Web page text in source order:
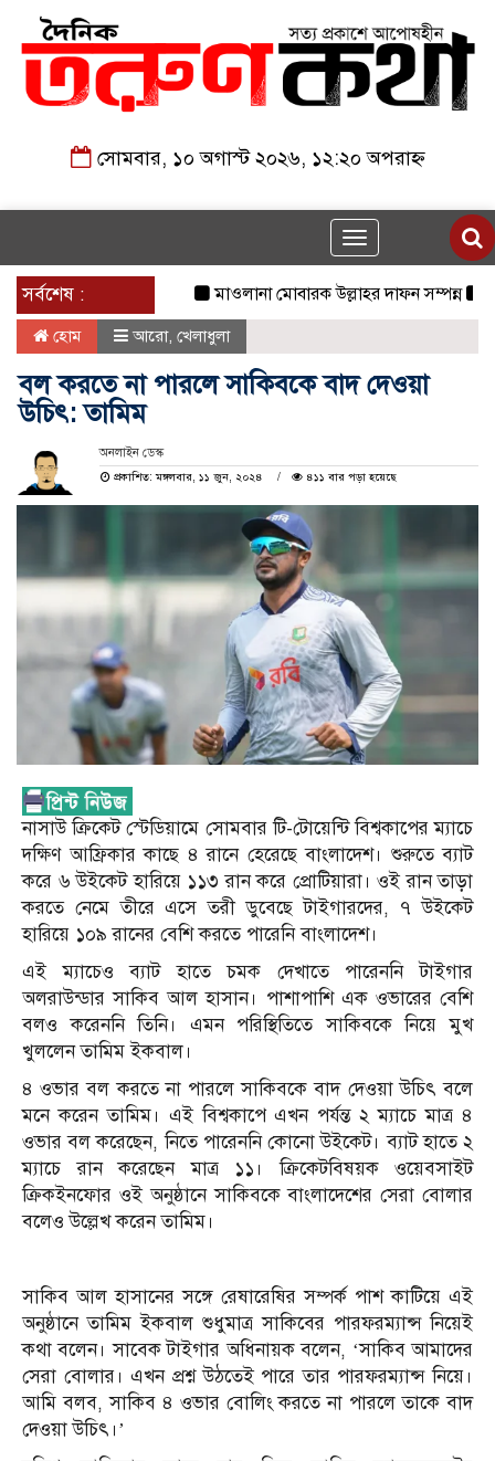
সোমবার, ১০ অগাস্ট ২০২৬, ১২:২০ অপরাহ্ন
Toggle
navigation
সর্বশেষ :
মাওলানা মোবারক উল্লাহর দাফন সম্পন্ন ২৩তম
হোম আরো, খেলাধুলা
বল করতে না পারলে সাকিবকে বাদ দেওয়া
উচিৎ: তামিম
অনলাইন ডেস্ক
প্রকাশিত: মঙ্গলবার, ১১ জুন, ২০২৪
৪১১ বার পড়া হয়েছে
নাসাউ ক্রিকেট স্টেডিয়ামে সোমবার টি-টোয়েন্টি বিশ্বকাপের ম্যাচে
দক্ষিণ আফ্রিকার কাছে ৪ রানে হেরেছে বাংলাদেশ। শুরুতে ব্যাট
করে ৬ উইকেট হারিয়ে ১১৩ রান করে প্রোটিয়ারা। ওই রান তাড়া
করতে নেমে তীরে এসে তরী ডুবেছে টাইগারদের, ৭ উইকেট
হারিয়ে ১০৯ রানের বেশি করতে পারেনি বাংলাদেশ।
এই ম্যাচেও ব্যাট হাতে চমক দেখাতে পারেননি টাইগার
অলরাউন্ডার সাকিব আল হাসান। পাশাপাশি এক ওভারের বেশি
বলও করেননি তিনি। এমন পরিস্থিতিতে সাকিবকে নিয়ে মুখ
খুললেন তামিম ইকবাল।
৪ ওভার বল করতে না পারলে সাকিবকে বাদ দেওয়া উচিৎ বলে
মনে করেন তামিম। এই বিশ্বকাপে এখন পর্যন্ত ২ ম্যাচে মাত্র ৪
ওভার বল করেছেন, নিতে পারেননি কোনো উইকেট। ব্যাট হাতে ২
ম্যাচে রান করেছেন মাত্র ১১। ক্রিকেটবিষয়ক ওয়েবসাইট
ক্রিকইনফোর ওই অনুষ্ঠানে সাকিবকে বাংলাদেশের সেরা বোলার
বলেও উল্লেখ করেন তামিম।
সাকিব আল হাসানের সঙ্গে রেষারেষির সম্পর্ক পাশ কাটিয়ে এই
অনুষ্ঠানে তামিম ইকবাল শুধুমাত্র সাকিবের পারফরম্যান্স নিয়েই
কথা বলেন। সাবেক টাইগার অধিনায়ক বলেন, ‘সাকিব আমাদের
সেরা বোলার। এখন প্রশ্ন উঠতেই পারে তার পারফরম্যান্স নিয়ে।
আমি বলব, সাকিব ৪ ওভার বোলিং করতে না পারলে তাকে বাদ
দেওয়া উচিৎ।’